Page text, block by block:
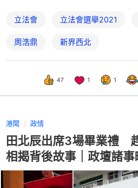
立法會 立法會選舉2021
周浩鼎 新界西北
47 1 1
港聞 政情
田北辰出席3場畢業禮
相揭背後故事｜政壇諸事